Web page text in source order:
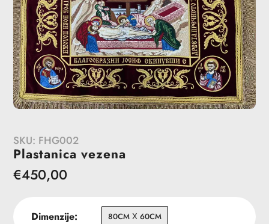
SKU: FHG002
Plastanica vezena
Redovna
€450,00
Dimenzije: 80CM Χ 60CM